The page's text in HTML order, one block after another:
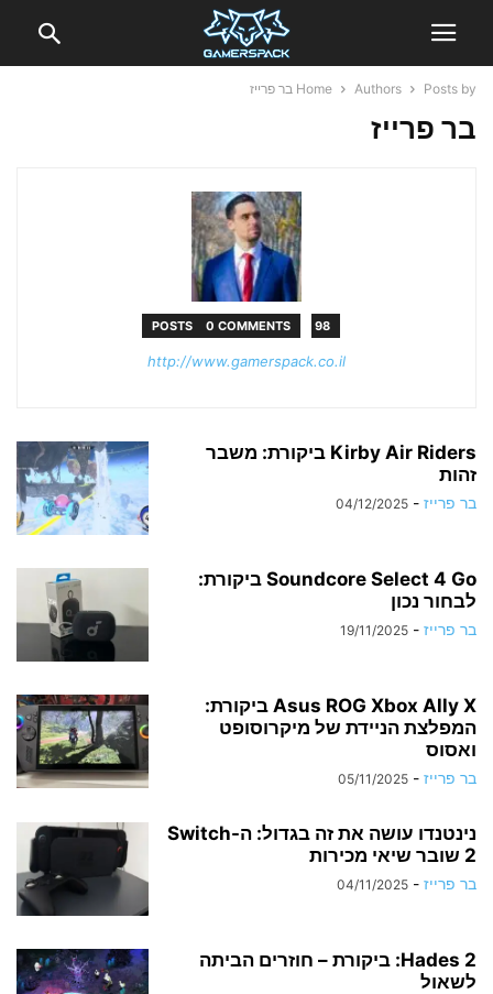
Home Authors Posts by בר פרייז
בר פרייז
98 POSTS
0 COMMENTS
http://www.gamerspack.co.il
Kirby Air Riders ביקורת: משבר
זהות
בר פרייז -
04/12/2025
Soundcore Select 4 Go ביקורת:
לבחור נכון
בר פרייז -
19/11/2025
Asus ROG Xbox Ally X ביקורת:
המפלצת הניידת של מיקרוסופט
ואסוס
בר פרייז -
05/11/2025
נינטנדו עושה את זה בגדול: ה-Switch
2 שובר שיאי מכירות
בר פרייז -
04/11/2025
Hades 2: ביקורת – חוזרים הביתה
לשאול